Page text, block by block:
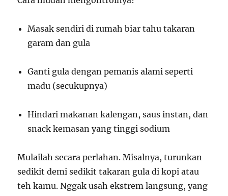
Masak sendiri di rumah biar tahu takaran
garam dan gula
Ganti gula dengan pemanis alami seperti
madu (secukupnya)
Hindari makanan kalengan, saus instan, dan
snack kemasan yang tinggi sodium
Mulailah secara perlahan. Misalnya, turunkan
sedikit demi sedikit takaran gula di kopi atau
teh kamu. Nggak usah ekstrem langsung, yang